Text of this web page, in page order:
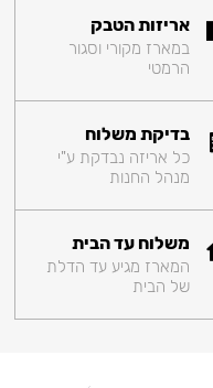
אריזות הטבק
במארז מקורי וסגור
הרמטי
בדיקת משלוח
כל אריזה נבדקת ע"י
מנהל החנות
משלוח עד הבית
המארז מגיע עד הדלת
של הבית